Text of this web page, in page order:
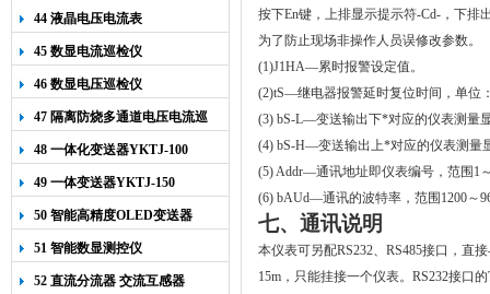
44 液晶电压电流表
45 数显电流巡检仪
46 数显电压巡检仪
47 隔离防烧多通道电压电流巡
检仪
48 一体化变送器YKTJ-100
49 一体变送器YKTJ-150
50 智能高精度OLED变送器
YK-218
51 智能数显测控仪
52 直流分流器 交流互感器
按下En键，上排显示提示符-Cd- ，下排
为了防止现场非操作人员误修改参数。
(1)J1HA—累时报警设定值。
(2)tS—继电器报警延时复位时间，单位
(3) bS-L—变送输出下*对应的仪表测量
(4) bS-H—变送输出上*对应的仪表测量
(5) Addr—通讯地址即仪表编号，范围 1
(6) bAUd—通讯的波特率，范围 1200～
七、 通讯说明
本仪表可另配RS232、RS485接口，直
15m ，只能挂接一个仪表。 RS232接口